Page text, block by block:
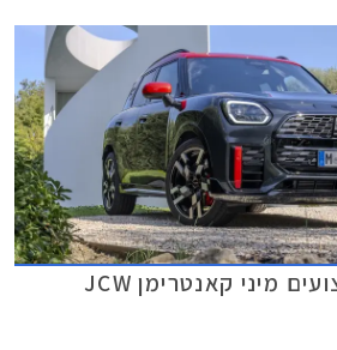
נחשפה גרסת הביצועים מיני קאנטרימן JCW